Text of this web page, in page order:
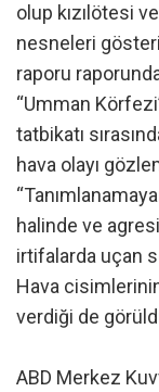
olup kızılötesi
nesneleri
raporu
“Umman
tatbikatı
hava olayı
halinde ve
irtifalarda uçan
Hava
verdiği de
ABD Merkez